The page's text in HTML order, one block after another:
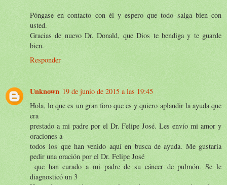
Póngase en contacto con él y espero que todo salga bien con
usted.
Gracias de nuevo Dr. Donald, que Dios te bendiga y te guarde
bien.
Responder
Unknown 19 de junio de 2015 a las 19:45
Hola, lo que es un gran foro que es y quiero aplaudir la ayuda que
era
prestado a mi padre por el Dr. Felipe José. Les envío mi amor y
oraciones a
todos los que han venido aquí en busca de ayuda. Me gustaría
pedir una oración por el Dr. Felipe José
que han curado a mi padre de su cáncer de pulmón. Se le
diagnosticó un 3